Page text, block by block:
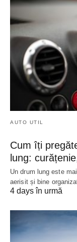
AUTO UTIL
Cum îți
lung:
Un drum lung este
aerisit și bine
4 days în urmă